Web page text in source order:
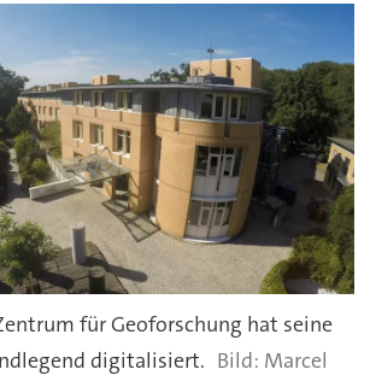
für Geoforschung hat seine
digitalisiert.
Marcel